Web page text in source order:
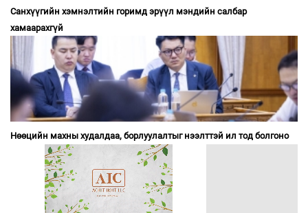
Санхүүгийн хэмнэлтийн горимд эрүүл мэндийн салбар
хамаарахгүй
Нөөцийн махны худалдаа, борлуулалтыг нээлттэй ил тод болгоно